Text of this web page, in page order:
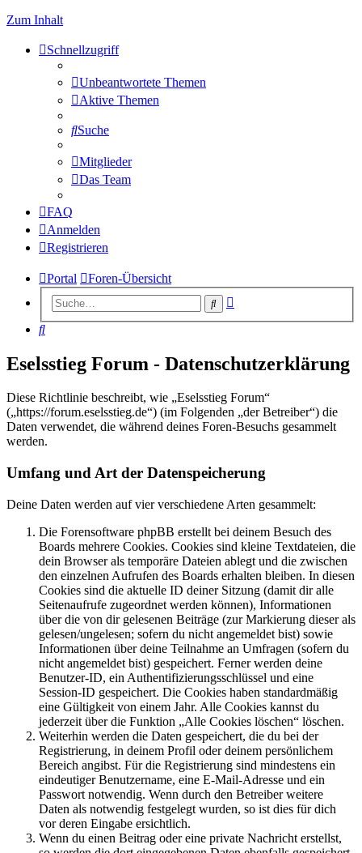
Zum Inhalt
Schnellzugriff
Unbeantwortete Themen
Aktive Themen
Suche
Mitglieder
Das Team
FAQ
Anmelden
Registrieren
Portal Foren-Übersicht
Suche
Suche
Eselsstieg Forum - Datenschutzerklärung
Diese Richtlinie beschreibt, wie „Eselsstieg Forum“
(„https://forum.eselsstieg.de“) (im Folgenden „der Betreiber“) die
Daten verwendet, die während deines Foren-Besuchs gesammelt
werden.
Umfang und Art der Datenspeicherung
Deine Daten werden auf vier verschiedene Arten gesammelt:
Die Forensoftware phpBB erstellt bei deinem Besuch des
Boards mehrere Cookies. Cookies sind kleine Textdateien, die
dein Browser als temporäre Dateien ablegt und die zwischen
den einzelnen Aufrufen des Boards erhalten bleiben. In diesen
Cookies sind die aktuelle ID deiner Sitzung (damit dir alle
Seitenaufrufe zugeordnet werden können), Informationen
über die von dir gelesenen Beiträge (zur Markierung dieser als
gelesen/ungelesen; sofern du nicht angemeldet bist) sowie
Informationen über deine Teilnahme an Umfragen (sofern du
nicht angemeldet bist) gespeichert. Ferner werden deine
Benutzer-ID, ein Authentifizierungsschlüssel und eine
Session-ID gespeichert. Die Cookies haben standardmäßig
eine Gültigkeit von einem Jahr. Alle Cookies kannst du
jederzeit über die Funktion „Alle Cookies löschen“ löschen.
Weiterhin werden die Daten gespeichert, die du bei der
Registrierung, in deinem Profil oder deinem persönlichem
Bereich angibst. Für die Registrierung sind mindestens ein
eindeutiger Benutzername, eine E-Mail-Adresse und ein
Passwort notwendig. Wenn durch den Betreiber weitere
Daten als notwendig festgelegt wurden, so ist dies für dich
vor deren Eingabe ersichtlich.
Wenn du einen Beitrag oder eine private Nachricht erstellst,